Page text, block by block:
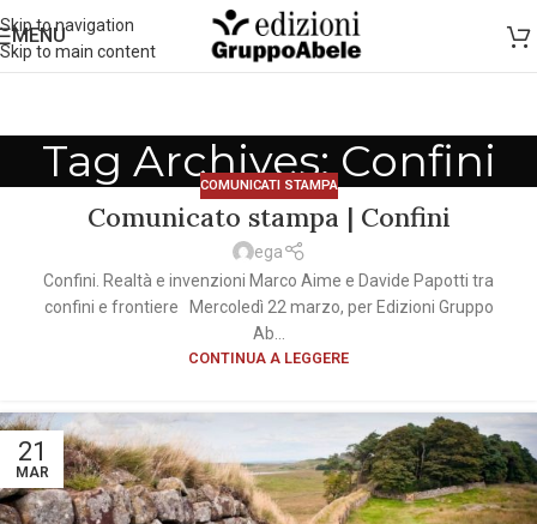
Skip to navigation
Skip to main content
MENU
Tag Archives: Confini
COMUNICATI STAMPA
Comunicato stampa | Confini
ega
Confini. Realtà e invenzioni Marco Aime e Davide Papotti tra
confini e frontiere Mercoledì 22 marzo, per Edizioni Gruppo
Ab...
CONTINUA A LEGGERE
21
MAR